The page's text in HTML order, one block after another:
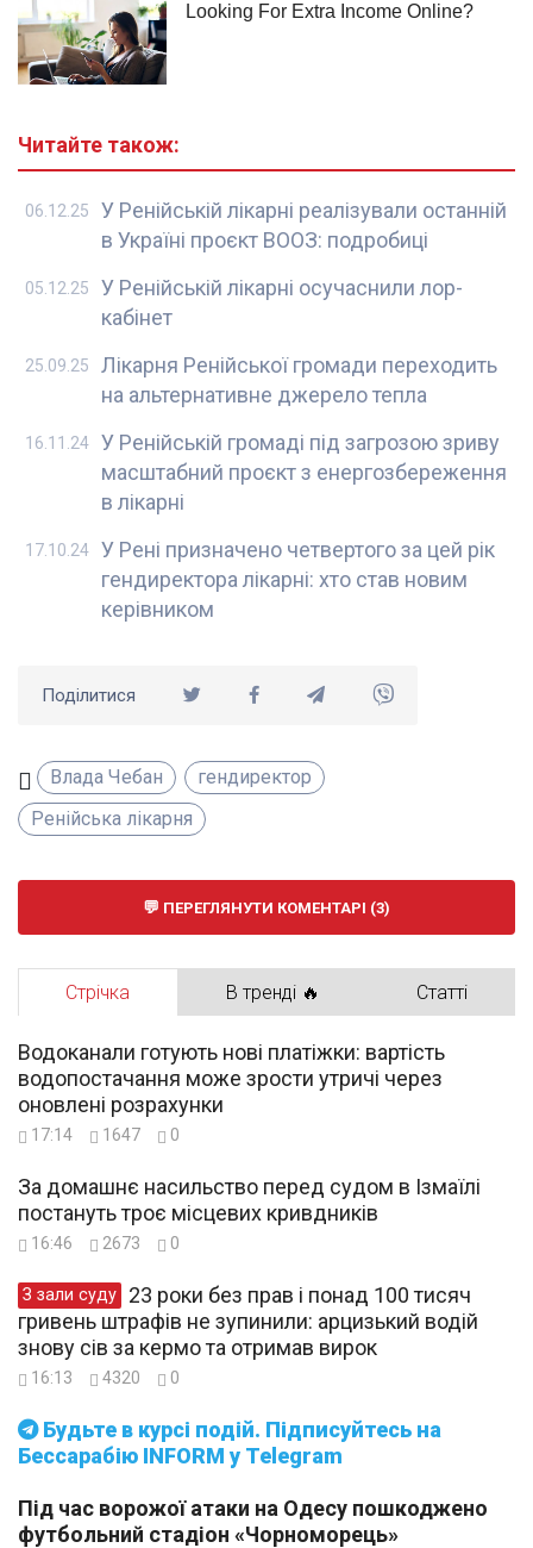
Читайте також:
У Ренійській лікарні реалізували останній
в Україні проєкт ВООЗ: подробиці
06.12.25
У Ренійській лікарні осучаснили лор-
кабінет
05.12.25
Лікарня Ренійської громади переходить
на альтернативне джерело тепла
25.09.25
У Ренійській громаді під загрозою зриву
масштабний проєкт з енергозбереження
в лікарні
16.11.24
У Рені призначено четвертого за цей рік
гендиректора лікарні: хто став новим
керівником
17.10.24
Поділитися
Влада Чебан
гендиректор
Ренійська лікарня
ПЕРЕГЛЯНУТИ КОМЕНТАРІ (3)
Стрічка В тренді 🔥 Статті
Будьте в курсі подій. Підписуйтесь на
Бессарабію INFORM у Telegram
Водоканали готують нові платіжки: вартість
водопостачання може зрости утричі через
оновлені розрахунки
17:14 1647 0
За домашнє насильство перед судом в Ізмаїлі
постануть троє місцевих кривдників
16:46 2673 0
З зали суду
гривень штрафів не зупинили: арцизький водій
знову сів за кермо та отримав вирок
16:13 4320 0
Під час ворожої атаки на Одесу пошкоджено
футбольний стадіон «Чорноморець»